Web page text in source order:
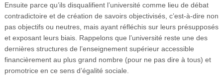
Ensuite parce qu’ils disqualifient l’université comme lieu de débat
contradictoire et de création de savoirs objectivisés, c’est-à-dire non
pas objectifs ou neutres, mais ayant réfléchis sur leurs présupposés
et exposant leurs biais. Rappelons que l’université reste une des
dernières structures de l’enseignement supérieur accessible
financièrement au plus grand nombre (pour ne pas dire à tous) et
promotrice en ce sens d’égalité sociale.